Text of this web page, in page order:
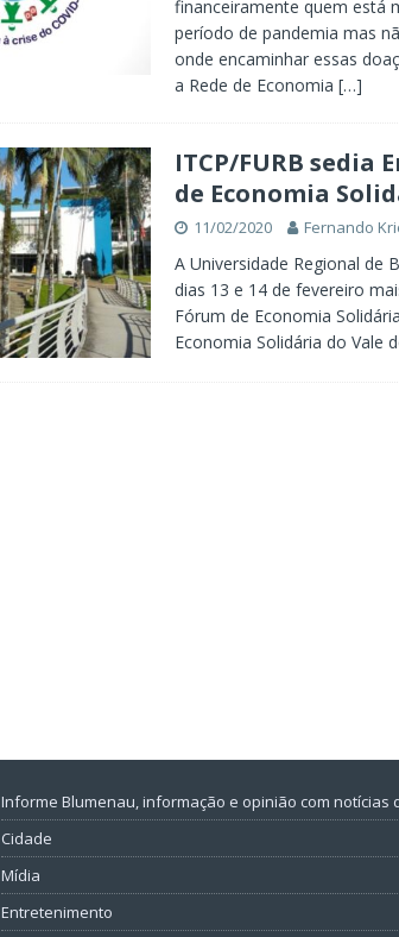
financeiramente quem está
período de pandemia mas
onde encaminhar essas
a Rede de Economia […]
ITCP/FURB sedia
de Economia
11/02/2020 Fernando
A Universidade Regional de
dias 13 e 14 de fevereiro
Fórum de Economia
Economia Solidária do Vale
Informe Blumenau, informação e opinião com notícias
Cidade
Mídia
Entretenimento